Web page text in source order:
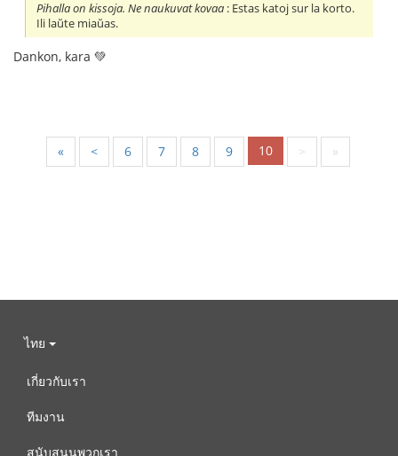
Pihalla on kissoja. Ne naukuvat kovaa : Estas katoj sur la korto.
Ili laŭte miaŭas.
Dankon, kara 💚
« < 6 7 8 9 10 > »
ไทย
เกี่ยวกับเรา
ทีมงาน
สนับสนุนพวกเรา